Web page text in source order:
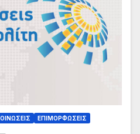
ΕΠΙΜΟΡΦΏΣΕΙΣ